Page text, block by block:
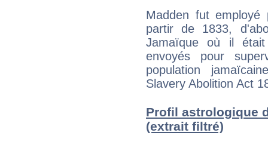
Madden fut
partir de 1833,
Jamaïque où il
envoyés pour
population
Slavery Abolition Act
Profil astrologique
(extrait filtré)